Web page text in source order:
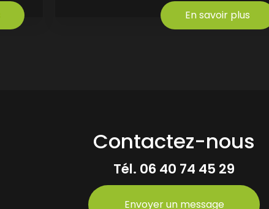
En savoir plus
Contactez-nous
Tél. 06 40 74 45 29
Envoyer un message